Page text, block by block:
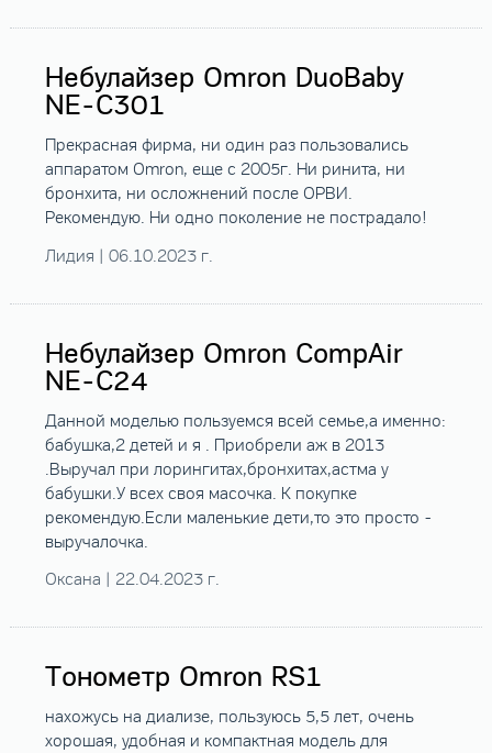
Небулайзер Omron DuoBaby
NE-C301
Прекрасная фирма, ни один раз пользовались
аппаратом Оmron, еще с 2005г. Ни ринита, ни
бронхита, ни осложнений после ОРВИ.
Рекомендую. Ни одно поколение не пострадало!
Лидия | 06.10.2023 г.
Небулайзер Omron CompAir
NE-C24
Данной моделью пользуемся всей семье,а именно:
бабушка,2 детей и я . Приобрели аж в 2013
.Выручал при лорингитах,бронхитах,астма у
бабушки.У всех своя масочка. К покупке
рекомендую.Если маленькие дети,то это просто -
выручалочка.
Оксана | 22.04.2023 г.
Тонометр Omron RS1
нахожусь на диализе, пользуюсь 5,5 лет, очень
хорошая, удобная и компактная модель для